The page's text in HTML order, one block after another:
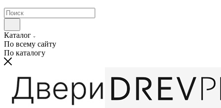
Каталог
По всему сайту
По каталогу